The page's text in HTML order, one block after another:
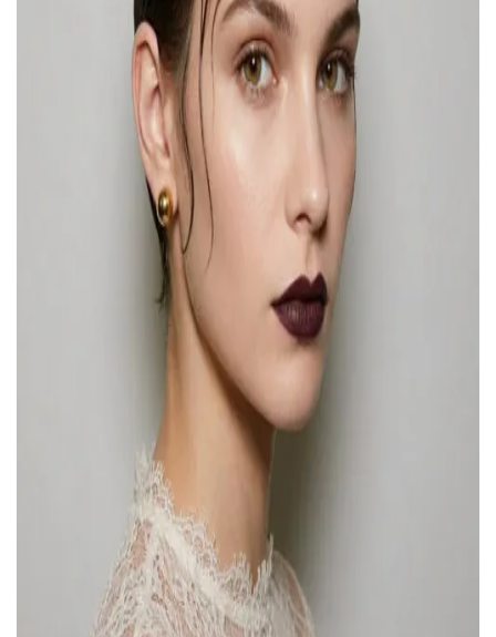
ВЕРНУТЬСЯ К БЛОГУ
ВОЙТИ С ПОМОЩЬЮ ЗВОНКА
ВЕРНУТЬСЯ ПЕРЕЧИСЛИТЬ